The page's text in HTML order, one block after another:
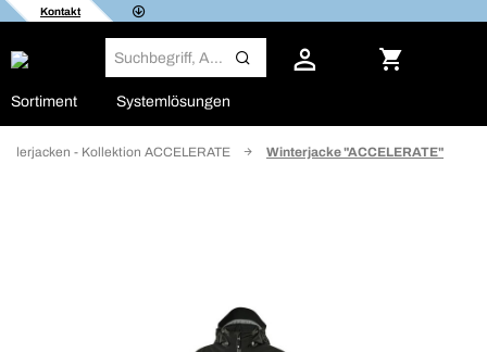
Kontakt
Sortiment Systemlösungen
- Kollektion ACCELERATE Winterjacke "ACCELERATE"